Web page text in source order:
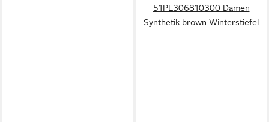
51PL306810300 Damen
Synthetik brown Winterstiefel